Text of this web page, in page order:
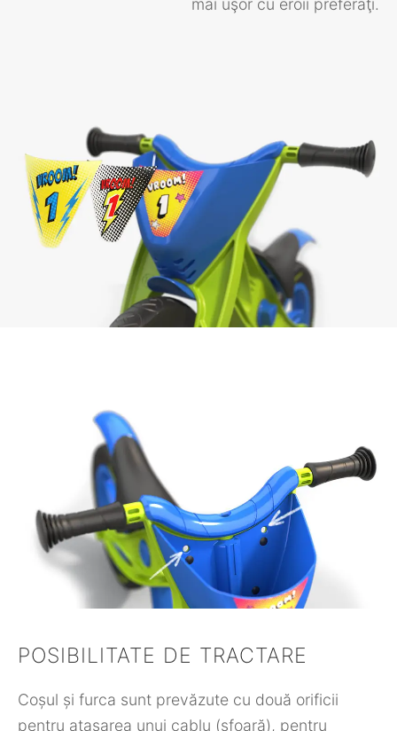
mai uşor cu eroii preferaţi.
POSIBILITATE DE TRACTARE
Coșul și furca sunt prevăzute cu două orificii
pentru atașarea unui cablu (sfoară), pentru